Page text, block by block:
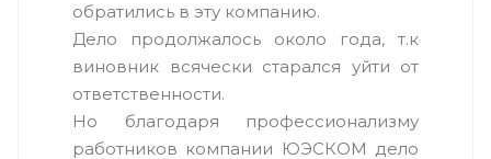
обратились в эту компанию.
Дело продолжалось около года, т.к
виновник всячески старался уйти от
ответственности.
Но благодаря профессионализму
работников компании ЮЭСКОМ дело